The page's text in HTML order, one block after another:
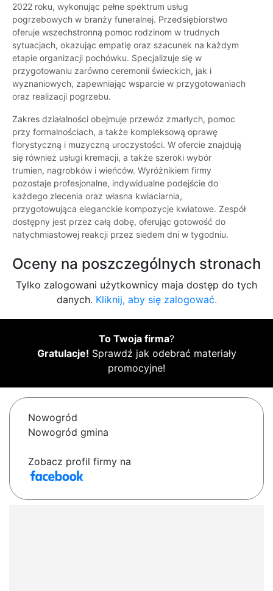
2022 roku, wykonując pełne spektrum usług
pogrzebowych w branży funeralnej. Przedsiębiorstwo
oferuje wszechstronną pomoc rodzinom w trudnych
sytuacjach, okazując empatię oraz szacunek na każdym
etapie organizacji pochówku. Specjalizuje się w
przygotowaniu zarówno ceremonii świeckich, jak i
wyznaniowych, zapewniając wsparcie w przygotowaniach
oraz realizacji pogrzebu.
Zakres działalności obejmuje przewóz zmarłych, pomoc
przy formalnościach, a także kompleksową oprawę
florystyczną i muzyczną uroczystości. W ofercie znajdują
się również usługi kremacji, a także szeroki wybór
trumien, nagrobków i wieńców. Wyróżnikiem firmy
pozostaje profesjonalne, indywidualne podejście do
każdego zlecenia oraz własna kwiaciarnia,
przygotowująca eleganckie kompozycje kwiatowe. Zespół
dostępny jest przez całą dobę, oferując gotowość do
natychmiastowej reakcji przez siedem dni w tygodniu.
Oceny na poszczególnych stronach
Tylko zalogowani użytkownicy maja dostęp do tych
danych. Kliknij, aby się zalogować.
To Twoja firma?
Gratulacje! Sprawdź jak odebrać materiały
promocyjne!
Nowogród
Nowogród gmina
Zobacz profil firmy na